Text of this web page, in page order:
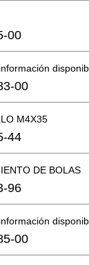
00
00
M4X35
44
DE BOLAS
96
00